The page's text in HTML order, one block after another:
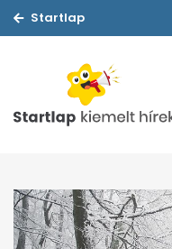
Startlap